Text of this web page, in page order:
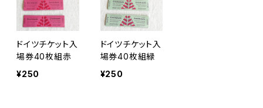
ドイツチケット入
場券40枚組赤
¥250
ドイツチケット入
場券40枚組緑
¥250